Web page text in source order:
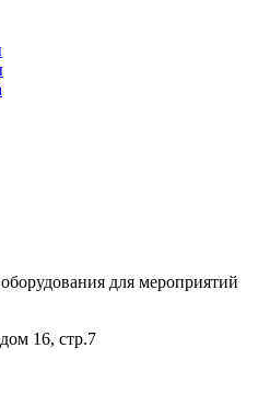
для мероприятий
16, стр.7